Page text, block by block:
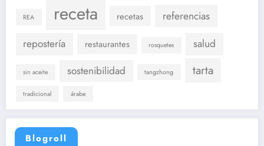
REA receta recetas
referencias
repostería
restaurantes rosquetes salud
sin aceite sostenibilidad tangzhong tarta
tradicional árabe
Blogroll